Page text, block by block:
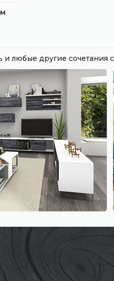
и любые другие